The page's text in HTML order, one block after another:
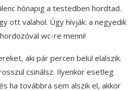
hónapig a testedben hordtad.
ott valahol. Úgy hívják: a negyedik
wc-re menni!
aki pár percen belül elalszik.
csinálsz. Ilyenkor esetleg
ha továbbra sem alszik el, akkor